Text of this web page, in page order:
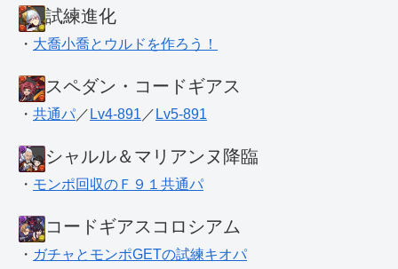
試練進化
・ 大喬小喬とウルドを作ろう！
スペダン・コードギアス
・ 共通パ ／ Lv4-891 ／ Lv5-891
シャルル＆マリアンヌ降臨
・ モンポ回収のＦ９１共通パ
コードギアスコロシアム
・ ガチャとモンポGETの試練キオパ